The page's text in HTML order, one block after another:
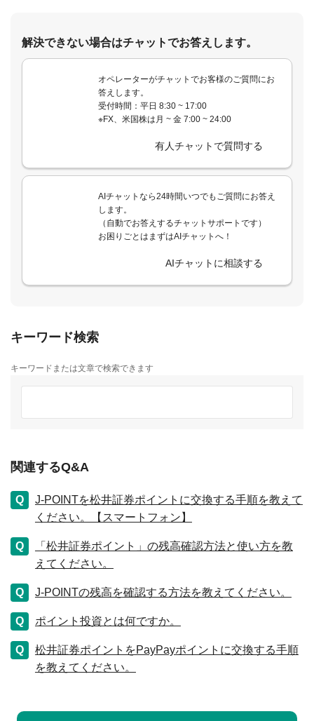
解決できない場合はチャットでお答えします。
オペレーターがチャットでお客様のご質問にお
答えします。
受付時間：平日 8:30 ~ 17:00
※FX、米国株は月 ~ 金 7:00 ~ 24:00
有人チャットで質問する
AIチャットなら24時間いつでもご質問にお答え
します。
（自動でお答えするチャットサポートです）
お困りごとはまずはAIチャットへ！
AIチャットに相談する
キーワード検索
キーワードまたは文章で検索できます
関連するQ&A
J-POINTを松井証券ポイントに交換する手順を教えて
ください。【スマートフォン】
「松井証券ポイント」の残高確認方法と使い方を教
えてください。
J-POINTの残高を確認する方法を教えてください。
ポイント投資とは何ですか。
松井証券ポイントをPayPayポイントに交換する手順
を教えてください。